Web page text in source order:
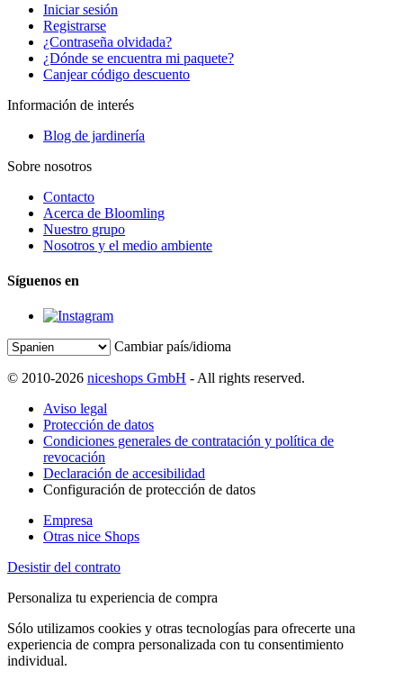
Iniciar sesión
Registrarse
¿Contraseña olvidada?
¿Dónde se encuentra mi paquete?
Canjear código descuento
Información de interés
Blog de jardinería
Sobre nosotros
Contacto
Acerca de Bloomling
Nuestro grupo
Nosotros y el medio ambiente
Síguenos en
Cambiar país/idioma
© 2010-2026 niceshops GmbH - All rights reserved.
Aviso legal
Protección de datos
Condiciones generales de contratación y política de
revocación
Declaración de accesibilidad
Configuración de protección de datos
Empresa
Otras nice Shops
Desistir del contrato
Personaliza tu experiencia de compra
Sólo utilizamos cookies y otras tecnologías para ofrecerte una
experiencia de compra personalizada con tu consentimiento
individual.